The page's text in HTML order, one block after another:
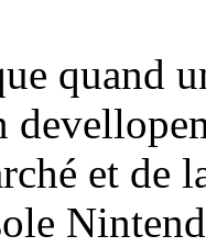
quand
et de